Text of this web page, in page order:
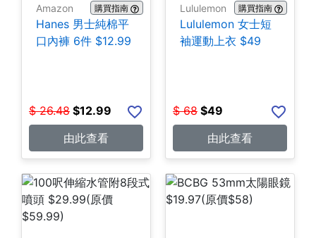
Amazon 購買指南
Hanes 男士純棉平
口內褲 6件 $12.99
$ 26.48 $12.99
由此查看
Lululemon 購買指南
Lululemon 女士短
袖運動上衣 $49
$ 68 $49
由此查看